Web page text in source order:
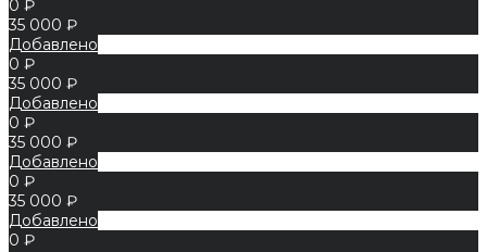
0 ₽
35 000 ₽
Добавлено
0 ₽
35 000 ₽
Добавлено
0 ₽
35 000 ₽
Добавлено
0 ₽
35 000 ₽
Добавлено
0 ₽